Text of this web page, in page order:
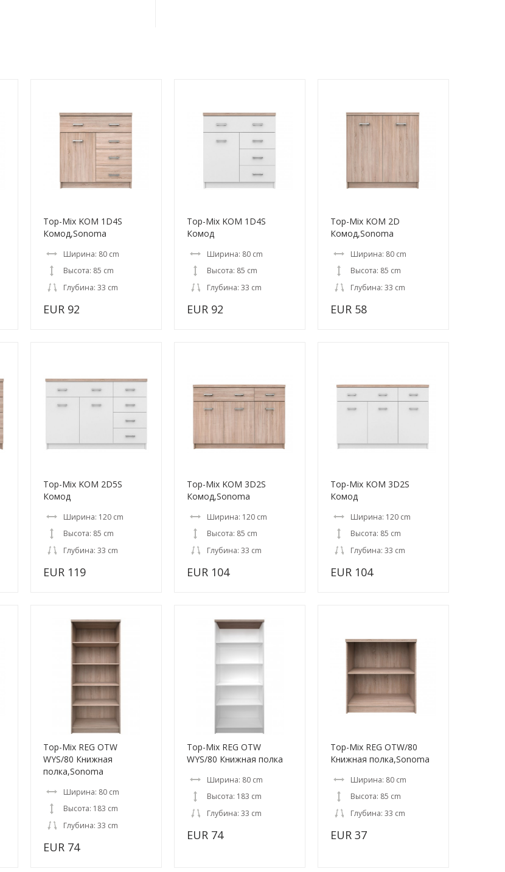
Top-Mix KOM 1D4S
Комод,Sonoma
Ширина: 80 cm
Высота: 85 cm
Глубина: 33 cm
EUR 92
Top-Mix KOM 1D4S
Комод
Ширина: 80 cm
Высота: 85 cm
Глубина: 33 cm
EUR 92
Top-Mix KOM 2D
Комод,Sonoma
Ширина: 80 cm
Высота: 85 cm
Глубина: 33 cm
EUR 58
Top-Mix KOM 2D5S
Комод
Ширина: 120 cm
Высота: 85 cm
Глубина: 33 cm
EUR 119
Top-Mix KOM 3D2S
Комод,Sonoma
Ширина: 120 cm
Высота: 85 cm
Глубина: 33 cm
EUR 104
Top-Mix KOM 3D2S
Комод
Ширина: 120 cm
Высота: 85 cm
Глубина: 33 cm
EUR 104
Top-Mix REG OTW
WYS/80 Книжная
полка,Sonoma
Ширина: 80 cm
Высота: 183 cm
Глубина: 33 cm
EUR 74
Top-Mix REG OTW
WYS/80 Книжная полка
Ширина: 80 cm
Высота: 183 cm
Глубина: 33 cm
EUR 74
Top-Mix REG OTW/80
Книжная полка,Sonoma
Ширина: 80 cm
Высота: 85 cm
Глубина: 33 cm
EUR 37